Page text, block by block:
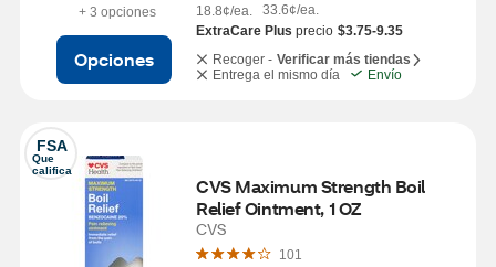
+ 3 opciones
Opciones
18.8¢/ea.
33.6¢/ea.
ExtraCare Plus precio $3.75-9.35
Recoger - Verificar más tiendas
Entrega el mismo día
Envío
FSA
Que
califica
CVS Maximum Strength Boil
Relief Ointment, 1 OZ
CVS
101